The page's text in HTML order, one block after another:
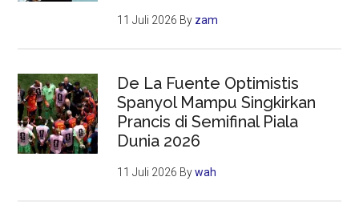
11 Juli 2026 By zam
De La Fuente Optimistis
Spanyol Mampu Singkirkan
Prancis di Semifinal Piala
Dunia 2026
11 Juli 2026 Bywah